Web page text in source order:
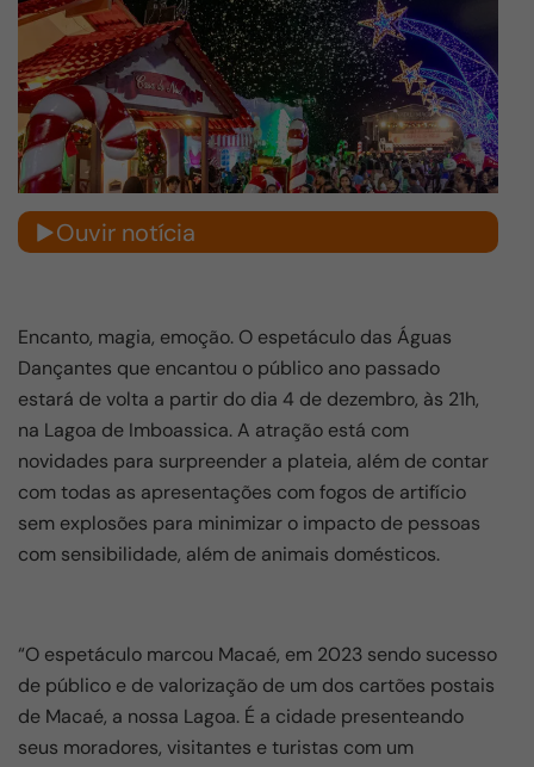
Ouvir notícia
Encanto, magia, emoção. O espetáculo das Águas
Dançantes que encantou o público ano passado
estará de volta a partir do dia 4 de dezembro, às 21h,
na Lagoa de Imboassica. A atração está com
novidades para surpreender a plateia, além de contar
com todas as apresentações com fogos de artifício
sem explosões para minimizar o impacto de pessoas
com sensibilidade, além de animais domésticos.
“O espetáculo marcou Macaé, em 2023 sendo sucesso
de público e de valorização de um dos cartões postais
de Macaé, a nossa Lagoa. É a cidade presenteando
seus moradores, visitantes e turistas com um